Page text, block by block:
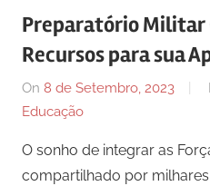
Preparatório Militar
Recursos para sua
On 8 de Setembro, 2023
Educação
O sonho de integrar as
compartilhado por